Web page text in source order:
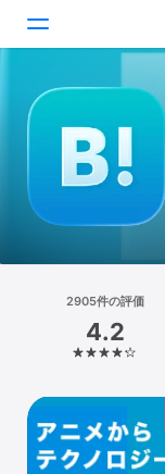
ゲーム
検索
プラットフォーム
iPhone
iPad
Mac
Vision
2905件の評価
4.2